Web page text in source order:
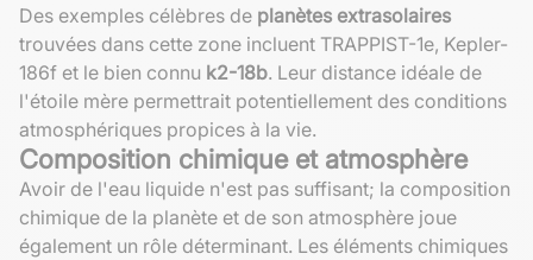
Des exemples célèbres de planètes extrasolaires
trouvées dans cette zone incluent TRAPPIST-1e, Kepler-
186f et le bien connu k2-18b. Leur distance idéale de
l'étoile mère permettrait potentiellement des conditions
atmosphériques propices à la vie.
Composition chimique et atmosphère
Avoir de l'eau liquide n'est pas suffisant; la composition
chimique de la planète et de son atmosphère joue
également un rôle déterminant. Les éléments chimiques